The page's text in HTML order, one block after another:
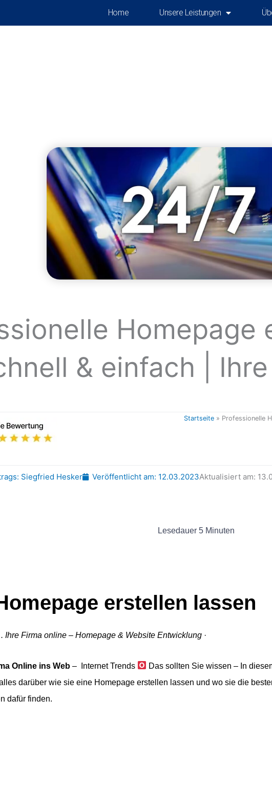
Home Unsere Leistungen
Homepage
& einfach |
Startseite » Professionelle
Siegfried Hesker Veröffentlicht am: 12.03.2023Aktualisiert am:
Lesedauer 5 Minuten
erstellen lassen
. Ihre Firma online – Homepage & Website Entwicklung·
Online ins Web– Internet Trends
Das sollten Sie wissen – In
darüber wie sie eine Homepage erstellen lassen und wo sie die
dafür finden.